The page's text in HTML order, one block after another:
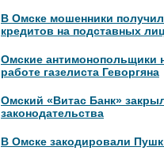
В Омске мошенники
кредитов на подставных
Омские антимонопольщики
работе газелиста Геворгяна
Омский «Витас Банк»
законодательства
В Омске закодировали